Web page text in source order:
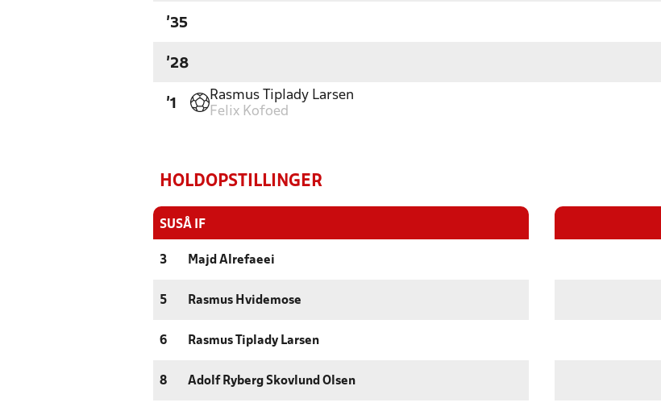
'35
'28
'1
Rasmus Tiplady Larsen
Felix Kofoed
HOLDOPSTILLINGER
SUSÅ IF
3 Majd Alrefaeei
5 Rasmus Hvidemose
6 Rasmus Tiplady Larsen
8 Adolf Ryberg Skovlund Olsen